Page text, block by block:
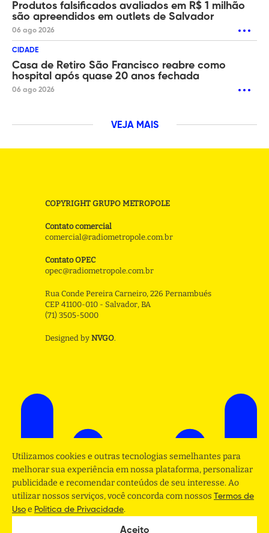
Produtos falsificados avaliados em R$ 1 milhão
são apreendidos em outlets de Salvador
06 ago 2026
CIDADE
Casa de Retiro São Francisco reabre como
hospital após quase 20 anos fechada
06 ago 2026
VEJA MAIS
COPYRIGHT GRUPO METROPOLE
Contato comercial
comercial@radiometropole.com.br
Contato OPEC
opec@radiometropole.com.br
Rua Conde Pereira Carneiro, 226 Pernambués
CEP 41100-010 - Salvador, BA
(71) 3505-5000
Designed by NVGO.
Utilizamos cookies e outras tecnologias semelhantes para
melhorar sua experiência em nossa plataforma, personalizar
publicidade e recomendar conteúdos de seu interesse. Ao
utilizar nossos serviços, você concorda com nossos Termos de
Uso e Politica de Privacidade.
Aceito